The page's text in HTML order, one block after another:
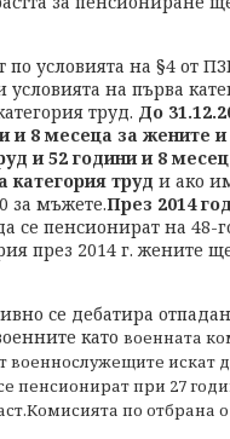
условията на §4 от
на първа
труд. До
и 8 месеца за жените
и 52 години и 8
категория труд и ако
за мъжете.През 2014
се пенсионират на
през 2014 г. жените
се дебатира
като военната
военнослужещите искат
пенсионират при 27
по отбрана